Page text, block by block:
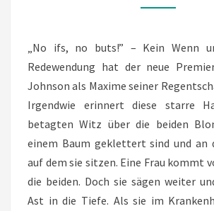
HAT
DOCH
WILLIAM
HAMLET
„No ifs, no buts!” – Kein Wenn
Redewendung hat der neue
Johnson als Maxime seiner
Irgendwie erinnert diese starre
betagten Witz über die beiden
einem Baum geklettert sind und an
auf dem sie sitzen. Eine Frau kommt
die beiden. Doch sie sägen weiter
Ast in die Tiefe. Als sie im